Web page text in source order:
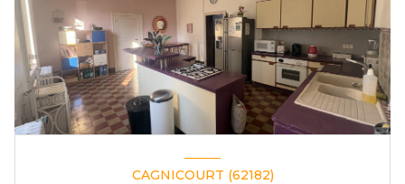
CAGNICOURT (62182)